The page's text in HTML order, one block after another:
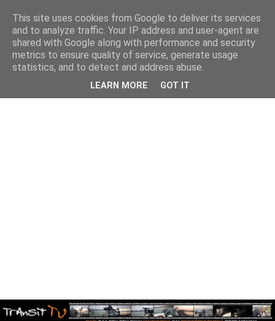
This site uses cookies from Google to deliver its services
and to analyze traffic. Your IP address and user-agent are
shared with Google along with performance and security
metrics to ensure quality of service, generate usage
statistics, and to detect and address abuse.
LEARN MORE GOT IT